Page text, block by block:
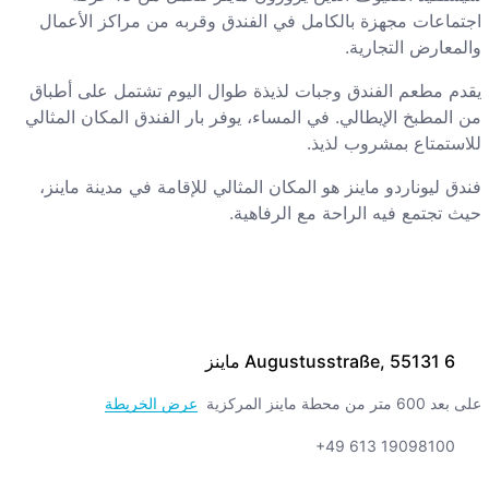
6 Augustusstraße, 55131 ماينز
على بعد 600 متر من محطة ماينز المركزية عرض الخريطة
+49 613 19098100
اجتماعات مجهزة بالكامل في الفندق وقربه من مراكز الأعمال
والمعارض التجارية.
يقدم مطعم الفندق وجبات لذيذة طوال اليوم تشتمل على أطباق
من المطبخ الإيطالي. في المساء، يوفر بار الفندق المكان المثالي
للاستمتاع بمشروب لذيذ.
فندق ليوناردو ماينز هو المكان المثالي للإقامة في مدينة ماينز،
حيث تجتمع فيه الراحة مع الرفاهية.